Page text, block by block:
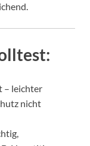
– leichter
nicht